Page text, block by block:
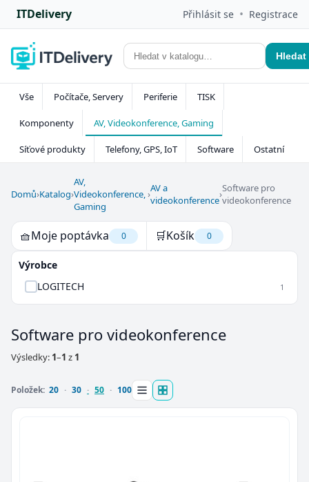
ITDelivery Přihlásit se • Registrace
Hledat
Vše Počítače, Servery Periferie TISK
Komponenty AV, Videokonference, Gaming
Síťové produkty Telefony, GPS, IoT Software Ostatní
Domů›Katalog›
AV,
Videokonference,
Gaming
›AV a
videokonference›Software pro
videokonference
🧺Moje poptávka 0 🛒Košík 0
Výrobce
LOGITECH
1
Software pro videokonference
Výsledky: 1–1 z 1
Položek: 20 30 50 100